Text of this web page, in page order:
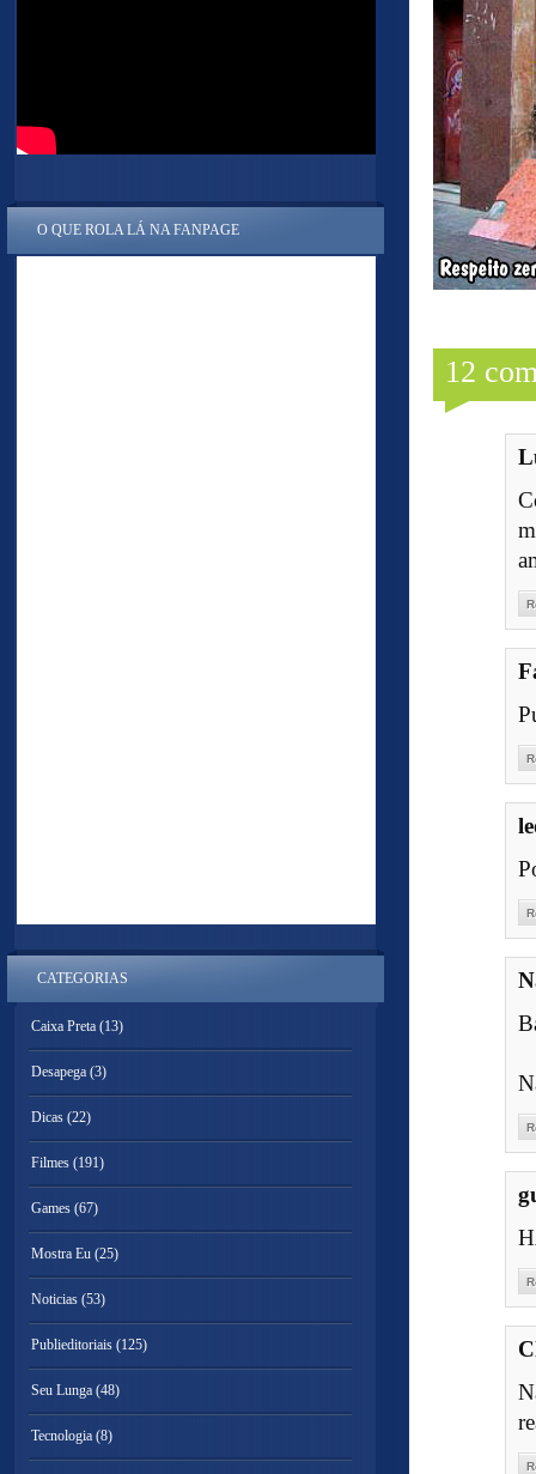
12
O QUE ROLA LÁ NA FANPAGE
CATEGORIAS
Caixa Preta (13)
Desapega (3)
Dicas (22)
Filmes (191)
Games (67)
Mostra Eu (25)
Noticias (53)
Publieditoriais (125)
Seu Lunga (48)
Tecnologia (8)